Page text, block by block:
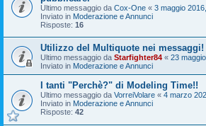
Ultimo messaggio da Cox-One « 3 maggio
Inviato in Moderazione e Annunci
Risposte: 16
Utilizzo del Multiquote nei messaggi!
Ultimo messaggio da Starfighter84 « 23
Inviato in Moderazione e Annunci
I tanti "Perchè?" di Modeling Time!!
Ultimo messaggio da VorreiVolare « 4 marzo
Inviato in Moderazione e Annunci
Risposte: 42